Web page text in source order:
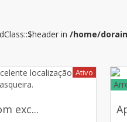
in /home/
Ativo
exc...